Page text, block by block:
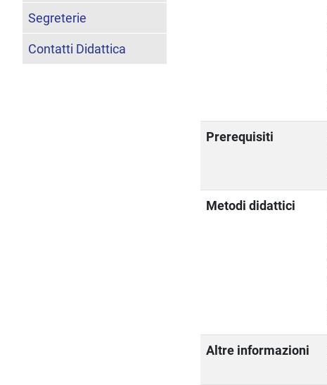
Prerequisiti
Metodi didattici
Altre informazioni
Segreterie
Contatti Didattica